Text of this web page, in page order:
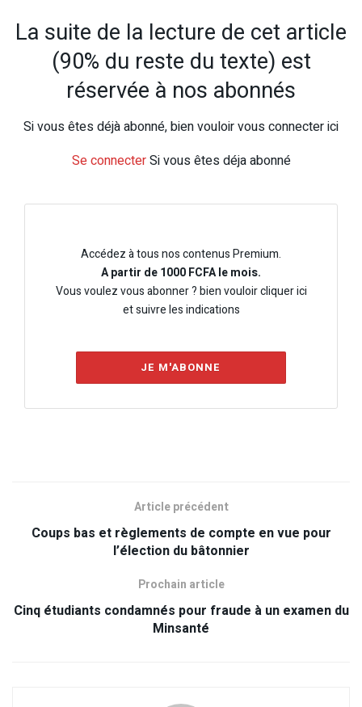
La suite de la lecture de cet article
(90% du reste du texte) est
réservée à nos abonnés
Si vous êtes déjà abonné, bien vouloir vous connecter ici
Se connecterSi vous êtes déja abonné
Accédez à tous nos contenus Premium.
A partir de 1000 FCFA le mois.
Vous voulez vous abonner ? bien vouloir cliquer ici
et suivre les indications
JE M'ABONNE
Article précédent
Coups bas et règlements de compte en vue pour
l’élection du bâtonnier
Prochain article
Cinq étudiants condamnés pour fraude à un examen du
Minsanté